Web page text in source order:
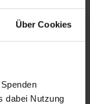
Über Cookies
dabei Nutzung